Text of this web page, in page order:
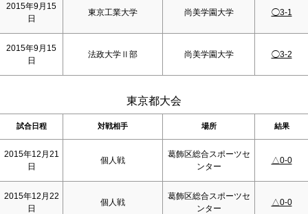
2015年9月15
日
東京工業大学 尚美学園大学 ◯3-1
2015年9月15
日
法政大学Ⅱ部 尚美学園大学 ◯3-2
東京都大会
試合日程 対戦相手 場所 結果
2015年12月21
日
個人戦
葛飾区総合スポーツセ
ンター
△0-0
2015年12月22
日
個人戦
葛飾区総合スポーツセ
ンター
△0-0